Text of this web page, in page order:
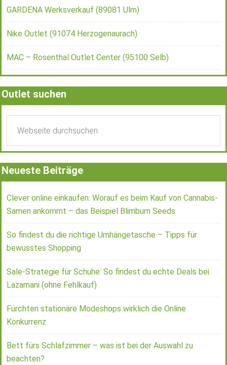
GARDENA Werksverkauf (89081 Ulm)
Nike Outlet (91074 Herzogenaurach)
MAC – Rosenthal Outlet Center (95100 Selb)
Outlet suchen
Neueste Beiträge
Clever online einkaufen: Worauf es beim Kauf von Cannabis-
Samen ankommt – das Beispiel Blimburn Seeds
So findest du die richtige Umhängetasche – Tipps für
bewusstes Shopping
Sale-Strategie für Schuhe: So findest du echte Deals bei
Lazamani (ohne Fehlkauf)
Fürchten stationäre Modeshops wirklich die Online
Konkurrenz
Bett fürs Schlafzimmer – was ist bei der Auswahl zu
beachten?